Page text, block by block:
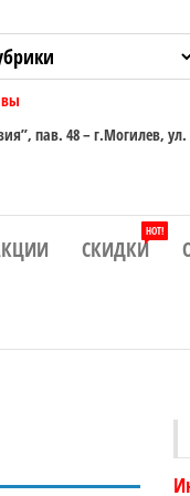
пав. 48 – г.Могилев,
СКИДКИ
HOT!